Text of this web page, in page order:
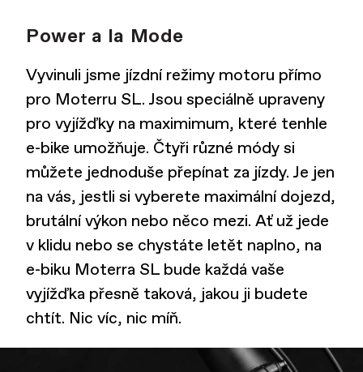
Power a la Mode
Vyvinuli jsme jízdní režimy motoru přímo
pro Moterru SL. Jsou speciálně upraveny
pro vyjížďky na maximimum, které tenhle
e-bike umožňuje. Čtyři různé módy si
můžete jednoduše přepínat za jízdy. Je jen
na vás, jestli si vyberete maximální dojezd,
brutální výkon nebo něco mezi. Ať už jede
v klidu nebo se chystáte letět naplno, na
e-biku Moterra SL bude každá vaše
vyjížďka přesně taková, jakou ji budete
chtít. Nic víc, nic míň.